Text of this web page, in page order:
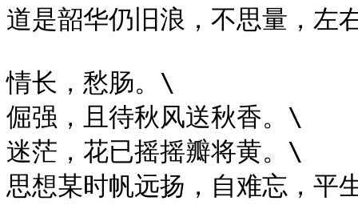
道是韶华仍旧浪，不思量，左
情长，愁肠。\
倔强，且待秋风送秋香。\
迷茫，花已摇摇瓣将黄。\
思想某时帆远扬，自难忘，平